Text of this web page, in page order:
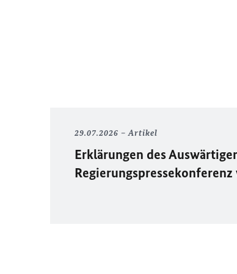
29.07.2026 Artikel
Erklärungen des
Regierungspressekonferenz